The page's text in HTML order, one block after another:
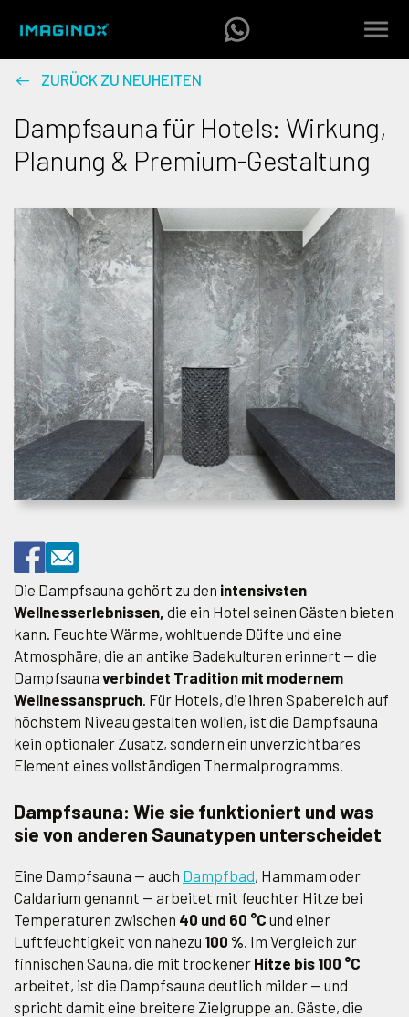
ZURÜCK ZU NEUHEITEN
Dampfsauna für Hotels: Wirkung,
Planung & Premium-Gestaltung
Die Dampfsauna gehört zu den intensivsten
Wellnesserlebnissen, die ein Hotel seinen Gästen bieten
kann. Feuchte Wärme, wohltuende Düfte und eine
Atmosphäre, die an antike Badekulturen erinnert — die
Dampfsauna verbindet Tradition mit modernem
Wellnessanspruch. Für Hotels, die ihren Spabereich auf
höchstem Niveau gestalten wollen, ist die Dampfsauna
kein optionaler Zusatz, sondern ein unverzichtbares
Element eines vollständigen Thermalprogramms.
Dampfsauna: Wie sie funktioniert und was
sie von anderen Saunatypen unterscheidet
Eine Dampfsauna — auch Dampfbad, Hammam oder
Caldarium genannt — arbeitet mit feuchter Hitze bei
Temperaturen zwischen 40 und 60 °C und einer
Luftfeuchtigkeit von nahezu 100 % . Im Vergleich zur
finnischen Sauna, die mit trockener Hitze bis 100 °C
arbeitet, ist die Dampfsauna deutlich milder — und
spricht damit eine breitere Zielgruppe an. Gäste, die